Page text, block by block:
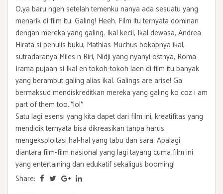
O,ya baru ngeh setelah temenku nanya ada sesuatu yang
menarik di film itu. Galing! Heeh. Film itu ternyata dominan
dengan mereka yang galing. Ikal kecil, Ikal dewasa, Andrea
Hirata si penulis buku, Mathias Muchus bokapnya ikal,
sutradaranya Miles n Riri, Nidji yang nyanyi ostnya, Roma
Irama pujaan si Ikal en tokoh-tokoh laen di film itu banyak
yang berambut galing alias ikal. Galings are arise! Ga
bermaksud mendiskreditkan mereka yang galing ko coz i am
part of them too..*lol*
Satu lagi esensi yang kita dapet dari film ini, kreatifitas yang
mendidik ternyata bisa dikreasikan tanpa harus
mengeksploitasi hal-hal yang tabu dan sara. Apalagi
diantara film-film nasional yang lagi tayang cuma film ini
yang entertaining dan edukatif sekaligus booming!
Share: